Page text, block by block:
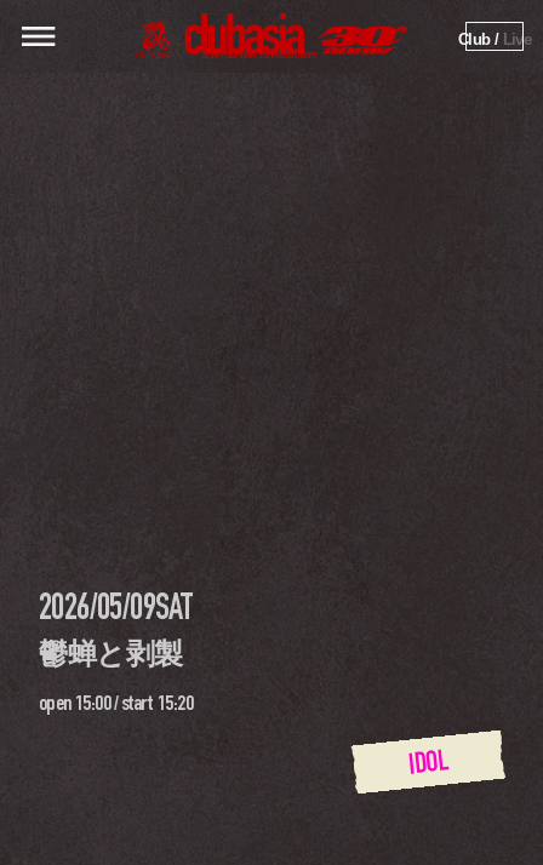
Club / Live
2026/05/09SAT
鬱蝉と剥製
open 15:00 / start 15:20
IDOL